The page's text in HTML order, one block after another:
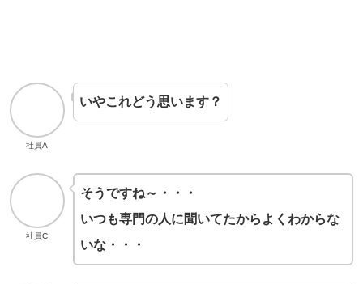
社員A
いやこれどう思います？
社員C
そうですね～・・・
いつも専門の人に聞いてたからよくわからな
いな・・・